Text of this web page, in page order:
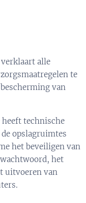
alle
te
van
technische
opslagruimtes
het beveiligen van
het
uitvoeren van